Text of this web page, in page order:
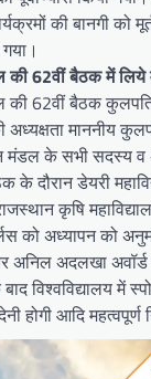
की बानगी को
62वीं बैठक में लिये
की 62वीं बैठक
माननीय
मंडल के सभी सदस्य व
दौरान डेयरी
कृषि
को अध्यापन को
अनिल अदलखा
विश्वविद्यालय में
होगी आदि महत्वपूर्ण